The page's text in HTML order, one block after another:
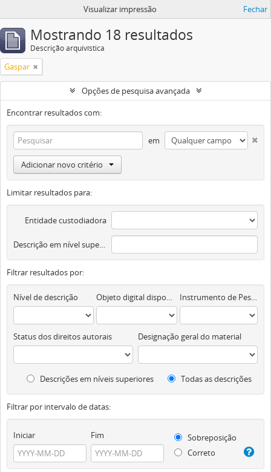
Visualizar impressão Fechar
Mostrando 18 resultados
Descrição arquivística
Gaspar
Opções de pesquisa avançada
Encontrar resultados com:
em
Adicionar novo critério
Limitar resultados para:
Entidade custodiadora
Descrição em nível superior
Filtrar resultados por:
Nível de descrição Objeto digital disponível Instrumento de Pesquisa
Status dos direitos autorais Designação geral do material
Descrições em níveis superiores Todas as descrições
Filtrar por intervalo de datas:
Iniciar Fim
Sobreposição
Correto